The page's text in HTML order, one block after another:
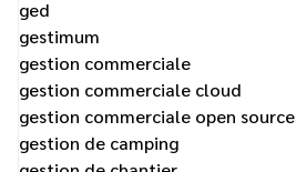
ged
gestimum
gestion commerciale
gestion commerciale cloud
gestion commerciale open source
gestion de camping